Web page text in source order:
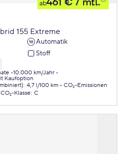
ab
155 Extreme
Automatik
Stoff
10.000 km/Jahr
Kaufoption
: 4,7 l/100 km
CO₂-Emissionen
CO₂-Klasse: C